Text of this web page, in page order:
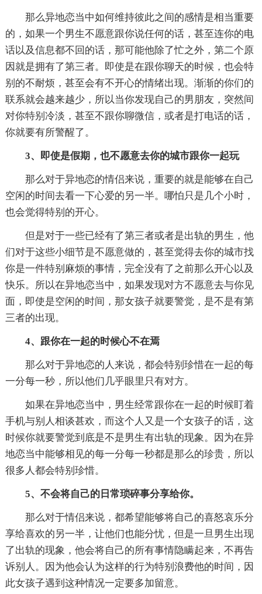
那么异地恋当中如何维持彼此之间的感情是相当重要
的，如果一个男生不愿意跟你说任何的话，甚至连你的电
话以及信息都不回的话，那可能他除了忙之外，第二个原
因就是拥有了第三者。即使是在跟你聊天的时候，也会特
别的不耐烦，甚至会有不开心的情绪出现。渐渐的你们的
联系就会越来越少，所以当你发现自己的男朋友，突然间
对你特别冷淡，甚至不跟你聊微信，或者是打电话的话，
你就要有所警醒了。
3、即使是假期，也不愿意去你的城市跟你一起玩
那么对于异地恋的情侣来说，重要的就是能够在自己
空闲的时间去看一下心爱的另一半。哪怕只是几个小时，
也会觉得特别的开心。
但是对于一些已经有了第三者或者是出轨的男生，他
们对于这些小细节是不愿意做的，甚至觉得去你的城市找
你是一件特别麻烦的事情，完全没有了之前那么开心以及
快乐。所以在异地恋当中，如果发现对方不愿意去与你见
面，即使是空闲的时间，那女孩子就要警觉，是不是有第
三者的出现。
4、跟你在一起的时候心不在焉
那么对于异地恋的人来说，都会特别珍惜在一起的每
一分每一秒，所以他们几乎眼里只有对方。
如果在异地恋当中，男生经常跟你在一起的时候盯着
手机与别人相谈甚欢，而这个人又是一个女孩子的话，这
时候你就要警觉到底是不是男生有出轨的现象。因为在异
地恋当中能够相见的每一分每一秒都是那么的珍贵，所以
很多人都会特别珍惜。
5、不会将自己的日常琐碎事分享给你。
那么对于情侣来说，都希望能够将自己的喜怒哀乐分
享给喜欢的另一半，让他们也能分忧，但是一旦男生出现
了出轨的现象，他会将自己的所有事情隐瞒起来，不再告
诉别人。因为他会认为这样的行为特别浪费他的时间，因
此女孩子遇到这种情况一定要多加留意。